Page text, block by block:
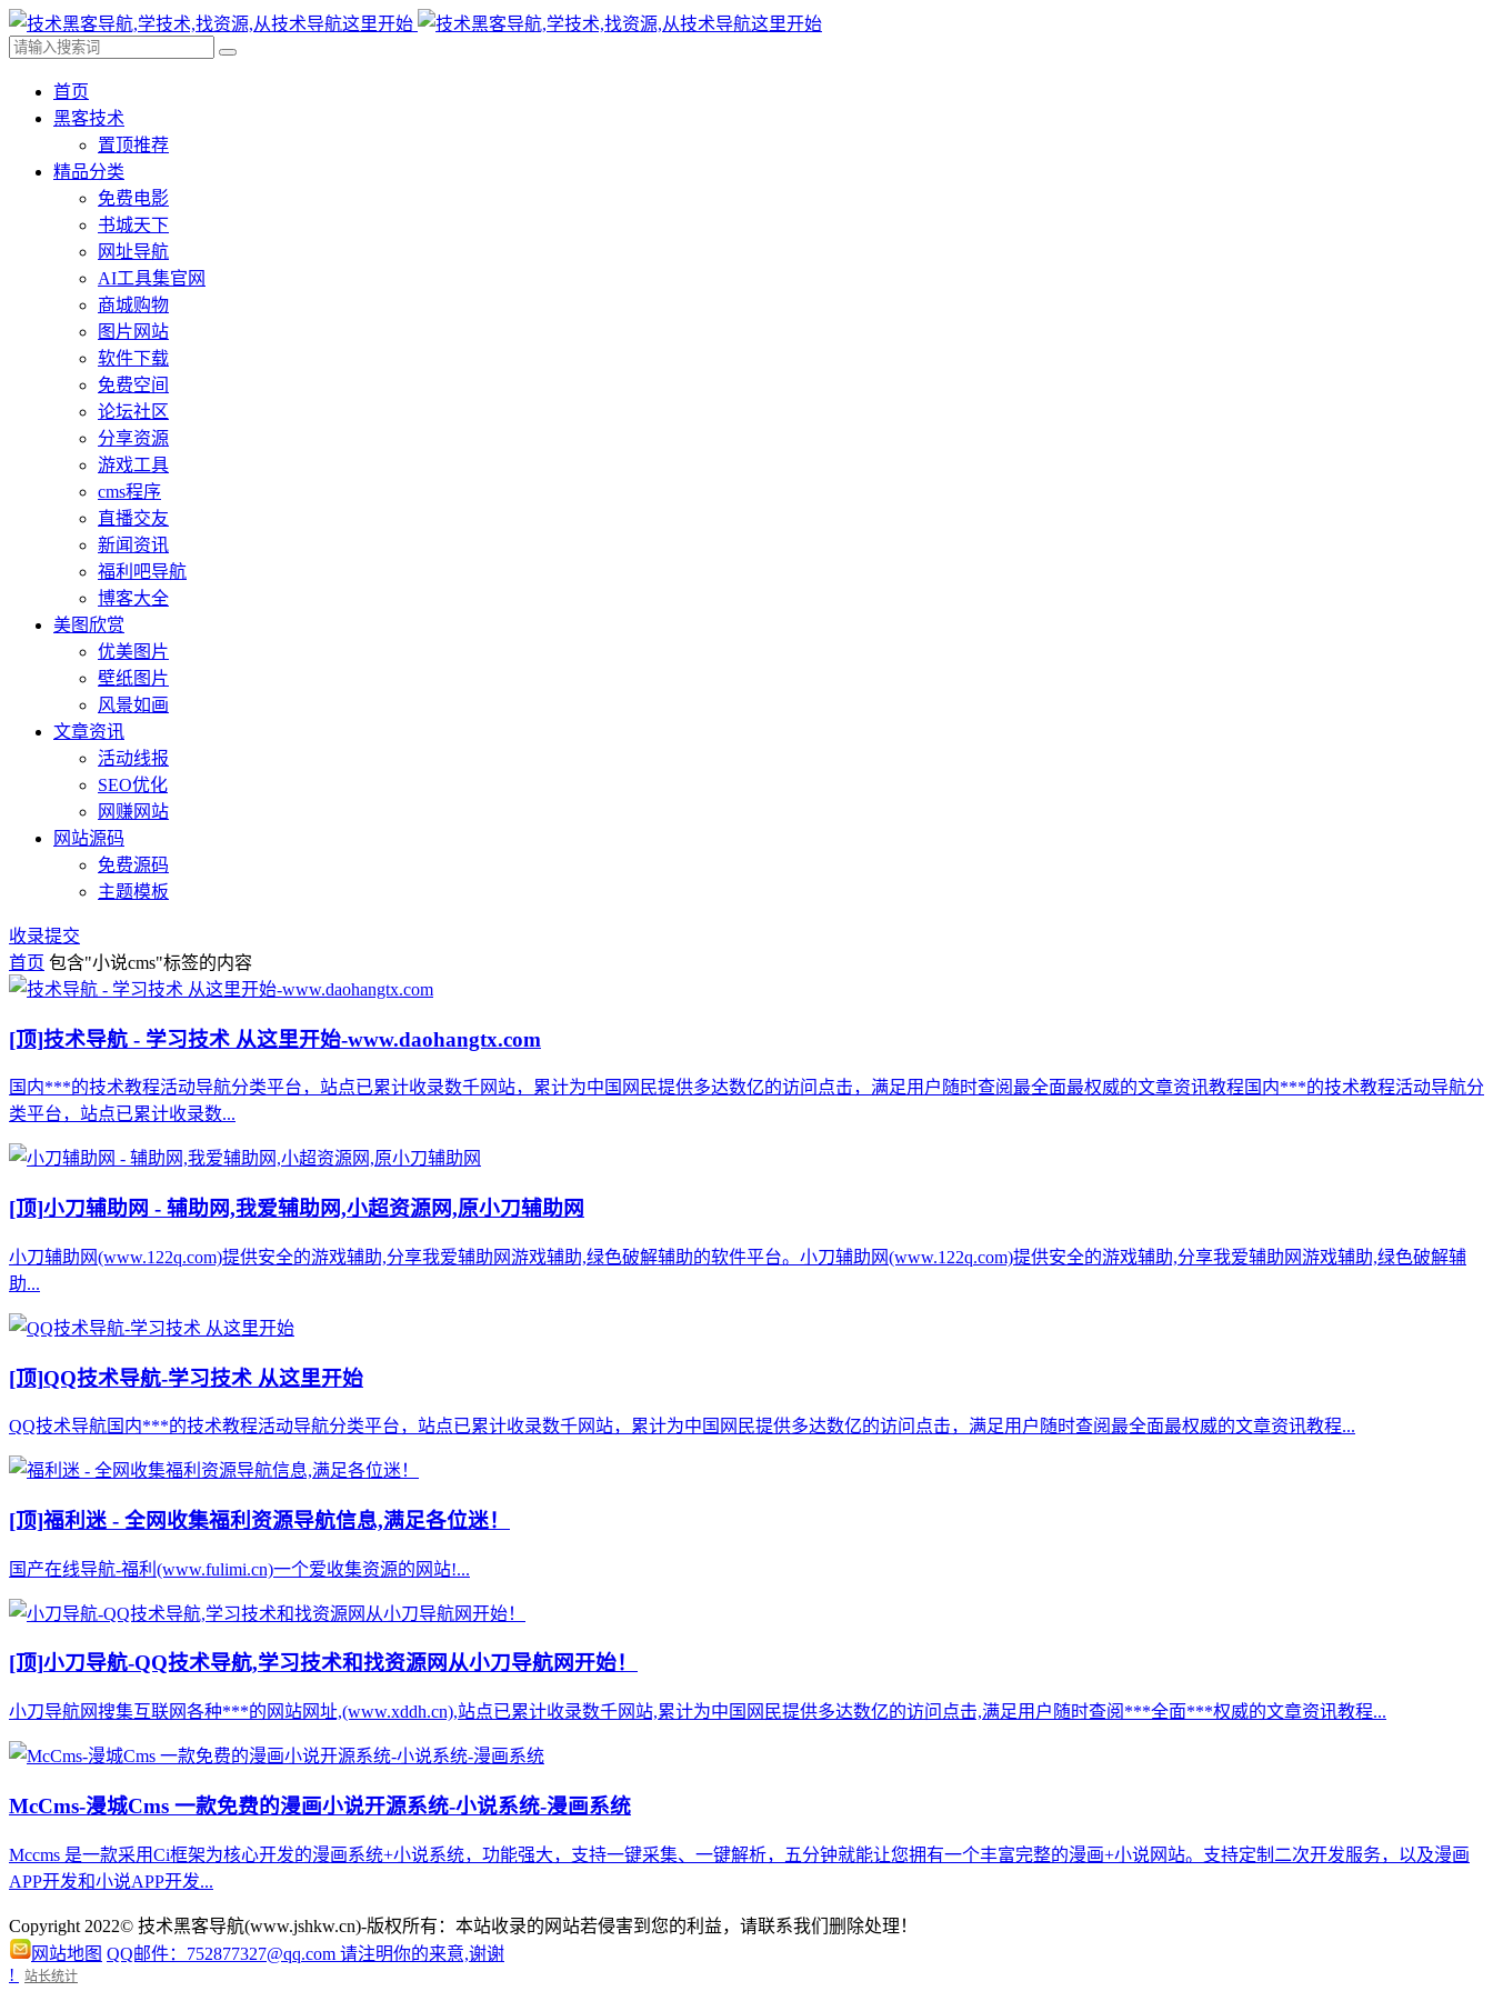
首页
黑客技术
置顶推荐
精品分类
免费电影
书城天下
网址导航
AI工具集官网
商城购物
图片网站
软件下载
免费空间
论坛社区
分享资源
游戏工具
cms程序
直播交友
新闻资讯
福利吧导航
博客大全
美图欣赏
优美图片
壁纸图片
风景如画
文章资讯
活动线报
SEO优化
网赚网站
网站源码
免费源码
主题模板
收录提交
首页 包含"小说cms"标签的内容
[顶]技术导航 - 学习技术 从这里开始-www.daohangtx.com
国内***的技术教程活动导航分类平台，站点已累计收录数千网站，累计为中国网民提供多达数亿的访问点击，满足用户随时查阅最全面最权威的文章资讯教程国内***的技术教程活动导航分
类平台，站点已累计收录数...
[顶]小刀辅助网 - 辅助网,我爱辅助网,小超资源网,原小刀辅助网
小刀辅助网(www.122q.com)提供安全的游戏辅助,分享我爱辅助网游戏辅助,绿色破解辅助的软件平台。小刀辅助网(www.122q.com)提供安全的游戏辅助,分享我爱辅助网游戏辅助,绿色破解辅
助...
[顶]QQ技术导航-学习技术 从这里开始
QQ技术导航国内***的技术教程活动导航分类平台，站点已累计收录数千网站，累计为中国网民提供多达数亿的访问点击，满足用户随时查阅最全面最权威的文章资讯教程...
[顶]福利迷 - 全网收集福利资源导航信息,满足各位迷！
国产在线导航-福利(www.fulimi.cn)一个爱收集资源的网站!...
[顶]小刀导航-QQ技术导航,学习技术和找资源网从小刀导航网开始！
小刀导航网搜集互联网各种***的网站网址,(www.xddh.cn),站点已累计收录数千网站,累计为中国网民提供多达数亿的访问点击,满足用户随时查阅***全面***权威的文章资讯教程...
McCms-漫城Cms 一款免费的漫画小说开源系统-小说系统-漫画系统
Mccms 是一款采用Ci框架为核心开发的漫画系统+小说系统，功能强大，支持一键采集、一键解析，五分钟就能让您拥有一个丰富完整的漫画+小说网站。支持定制二次开发服务，以及漫画
APP开发和小说APP开发...
Copyright 2022© 技术黑客导航(www.jshkw.cn)-版权所有：本站收录的网站若侵害到您的利益，请联系我们删除处理！
网站地图 QQ邮件：752877327@qq.com 请注明你的来意,谢谢
!
站长统计